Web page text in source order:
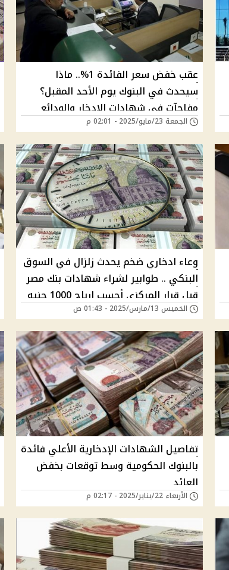
عقب خفض سعر الفائدة 1%.. ماذا
سيحدث في البنوك يوم الأحد المقبل؟
مفاجآت في شهادات الادخار والودائع
وقرارات مرتقبة تهز السوق المصرفي
الجمعة 23/مايو/2025 - 02:01 م
وعاء ادخاري ضخم يحدث زلزال في السوق
البنكي .. طوابير لشراء شهادات بنك مصر
قبل قرار المركزي أحسب ارباح 1000 جنيه
تكسبنك دخل شهري كام؟
الخميس 13/مارس/2025 - 01:43 ص
تفاصيل الشهادات الإدخارية الأعلي فائدة
بالبنوك الحكومية وسط توقعات بخفض
العائد
الأربعاء 22/يناير/2025 - 02:17 م